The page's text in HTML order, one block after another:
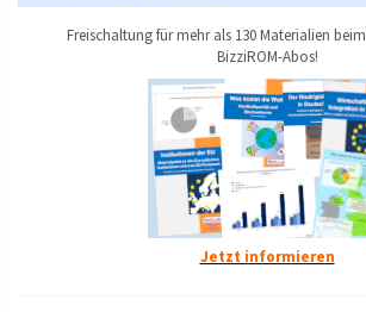
Freischaltung für mehr als 130 Materialien
BizziROM-Abos!
Jetzt informieren